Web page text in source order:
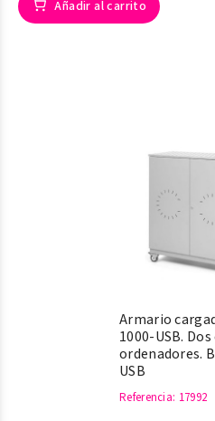
Añadir al carrito
Armario
1000-USB.
ordenadores.
USB
Referencia: 17992